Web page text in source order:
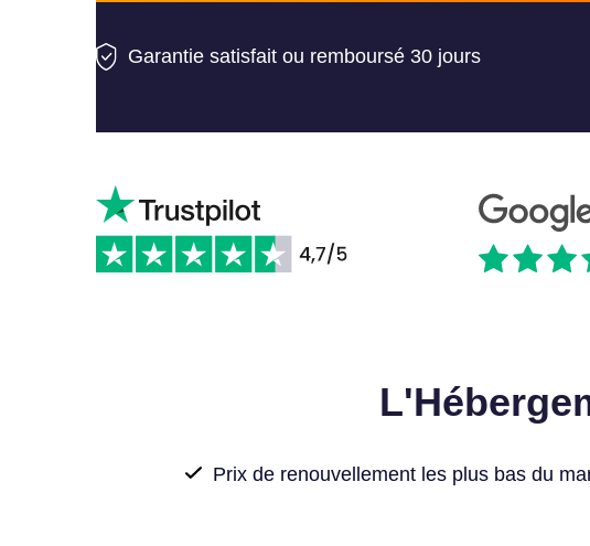
Garantie satisfait ou remboursé 30 jours
Prix de renouvellement les plus bas du